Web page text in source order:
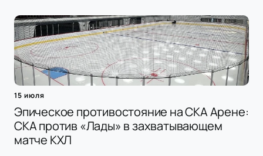
15 июля
Эпическое противостояние на СКА Арене:
СКА против «Лады» в захватывающем
матче КХЛ